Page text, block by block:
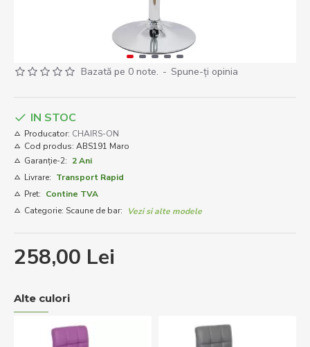
Bazată pe 0 note. - Spune-ţi opinia
258,00 Lei
IN STOC
Producator: CHAIRS-ON
Cod produs: ABS191 Maro
Garanție-2: 2 Ani
Livrare: Transport Rapid
Pret: Contine TVA
Categorie: Scaune de bar:
Vezi si alte modele
Alte culori